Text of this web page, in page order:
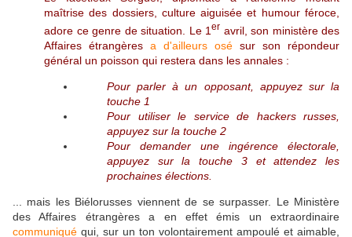
maîtrise des dossiers, culture aiguisée et humour féroce,
adore ce genre de situation. Le 1 er avril, son ministère des
Affaires étrangères a d'ailleurs osé sur son répondeur
général un poisson qui restera dans les annales :
Pour parler à un opposant, appuyez sur la
touche 1
Pour utiliser le service de hackers russes
appuyez sur la touche 2
Pour demander une ingérence électorale,
appuyez sur la touche 3 et attendez les
prochaines élections.
... mais les Biélorusses viennent de se surpasser. Le Ministère
des Affaires étrangères a en effet émis un extraordinaire
communiqué qui, sur un ton volontairement ampoulé et aimable,